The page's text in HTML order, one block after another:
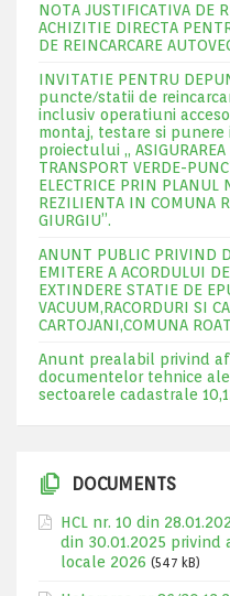
NOTA JUSTIFICATIVA DE
ACHIZITIE DIRECTA
DE REINCARCARE
INVITATIE PENTRU
puncte/statii de
inclusiv operatiuni
montaj, testare si
proiectului „ ASIGURAREA
TRANSPORT VERDE-
ELECTRICE PRIN PLANUL
REZILIENTA IN COMUNA
GIURGIU”.
ANUNT PUBLIC PRIVIND
EMITERE A ACORDULUI
EXTINDERE STATIE DE
VACUUM,RACORDURI SI
CARTOJANI,COMUNA
Anunt prealabil privind
documentelor tehnice
sectoarele cadastrale
DOCUMENTS
HCL nr. 10 din
din 30.01.2025 privind
locale 2026 (547 kB)